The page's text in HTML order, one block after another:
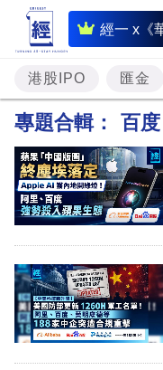
經一 x《
即
時
財
經
題
投
資
樓
市
理
港股IPO 匯金
專題合輯： 百度